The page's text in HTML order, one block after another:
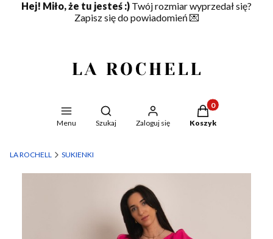
Hej! Miło, że tu jesteś :) Twój rozmiar wyprzedał się?
Zapisz się do powiadomień 💌
Menu
Otwórz wyszukiwarkę
Szukaj Zaloguj się
Produkty w
Koszyk
LA ROCHELL SUKIENKI